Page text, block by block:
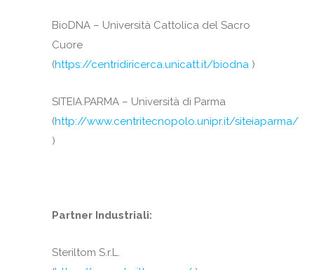
BioDNA – Università Cattolica del Sacro
Cuore
(https://centridiricerca.unicatt.it/biodna )
SITEIA.PARMA – Università di Parma
(http://www.centritecnopolo.unipr.it/siteiaparma/
)
Partner Industriali:
Steriltom S.r.L.